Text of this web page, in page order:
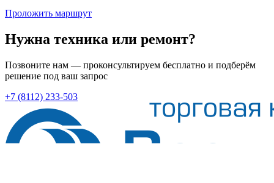
Проложить маршрут
Нужна техника или ремонт?
Позвоните нам — проконсультируем бесплатно и подберём
решение под ваш запрос
+7 (8112) 233-503